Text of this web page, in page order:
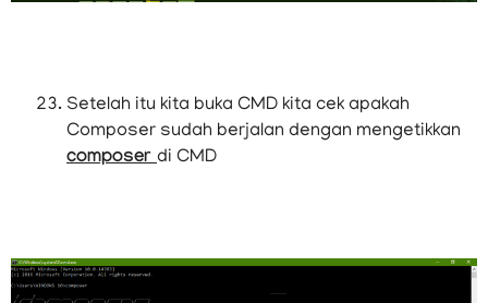
Setelah itu kita buka CMD kita cek apakah
Composer sudah berjalan dengan mengetikkan
composerdi CMD